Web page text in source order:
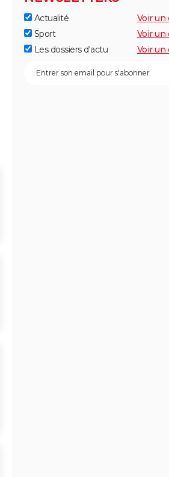
Actualité
Voir un
Sport
Voir un
Les dossiers d'actu
Voir un